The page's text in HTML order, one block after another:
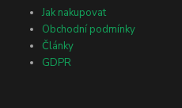
Jak nakupovat
Obchodní podmínky
Články
GDPR